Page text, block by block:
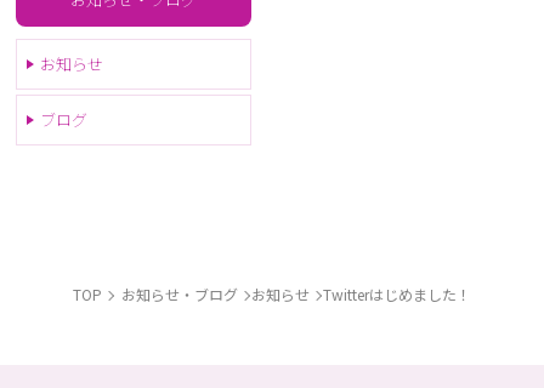
お知らせ
ブログ
TOP お知らせ・ブログ お知らせ Twitterはじめました！